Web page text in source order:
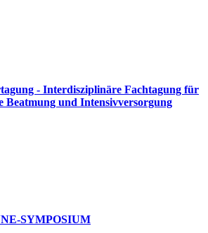
- Interdisziplinäre Fachtagung für
Beatmung und Intensivversorgung
SYMPOSIUM